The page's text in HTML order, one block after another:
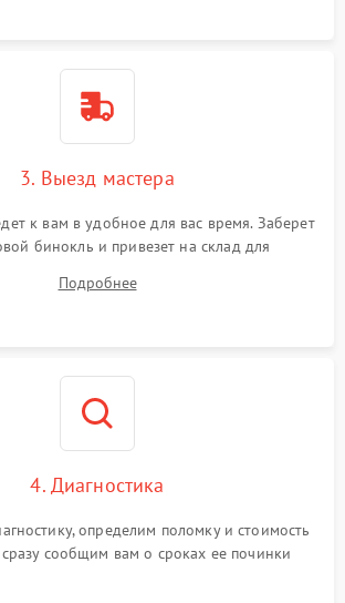
3. Выезд мастера
к вам в удобное для вас время. Заберет
бинокль и привезет на склад для
Подробнее
4. Диагностика
определим поломку и стоимость
сообщим вам о сроках ее починки